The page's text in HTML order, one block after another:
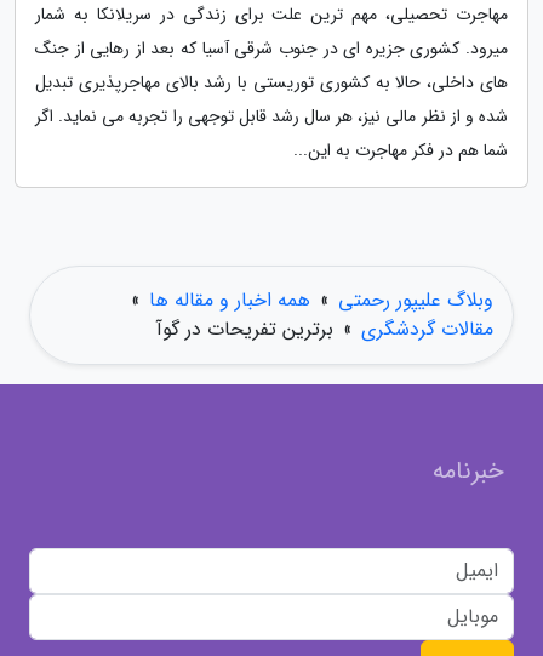
مهاجرت تحصیلی، مهم ترین علت برای زندگی در سریلانکا به شمار
میرود. کشوری جزیره ای در جنوب شرقی آسیا که بعد از رهایی از جنگ
های داخلی، حالا به کشوری توریستی با رشد بالای مهاجرپذیری تبدیل
شده و از نظر مالی نیز، هر سال رشد قابل توجهی را تجربه می نماید. اگر
شما هم در فکر مهاجرت به این...
وبلاگ علیپور رحمتی » همه اخبار و مقاله ها »
مقالات گردشگری » برترین تفریحات در گوآ
خبرنامه